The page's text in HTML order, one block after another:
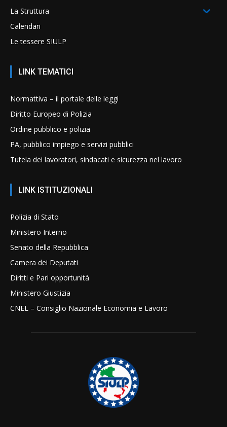
La Struttura
Calendari
Le tessere SIULP
LINK TEMATICI
Normattiva – il portale delle leggi
Diritto Europeo di Polizia
Ordine pubblico e polizia
PA, pubblico impiego e servizi pubblici
Tutela dei lavoratori, sindacati e sicurezza nel lavoro
LINK ISTITUZIONALI
Polizia di Stato
Ministero Interno
Senato della Repubblica
Camera dei Deputati
Diritti e Pari opportunità
Ministero Giustizia
CNEL – Consiglio Nazionale Economia e Lavoro